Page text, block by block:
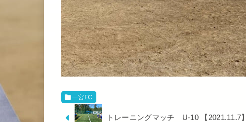
一宮FC
トレーニングマッチ U-10 【2021.11.7】